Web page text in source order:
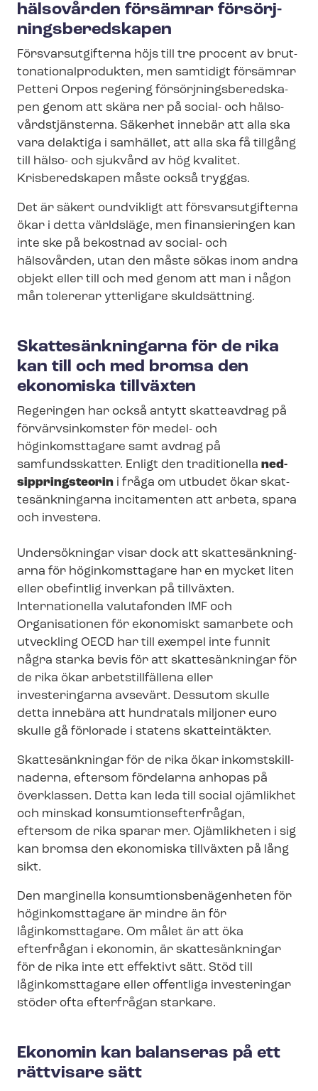
hälsovården försämrar för­sörj­
nings­be­red­ska­pen
För­svars­ut­gif­ter­na höjs till tre procent av brut­
to­na­tio­nal­pro­duk­ten, men samtidigt försämrar
Petteri Orpos regering för­sörj­nings­be­red­ska­
pen genom att skära ner på social- och häl­so­
vårds­tjäns­ter­na. Säkerhet innebär att alla ska
vara delaktiga i samhället, att alla ska få tillgång
till hälso- och sjukvård av hög kvalitet.
Krisberedskapen måste också tryggas.
Det är säkert oundvikligt att för­svars­ut­gif­ter­na
ökar i detta världsläge, men finansieringen kan
inte ske på bekostnad av social- och
hälsovården, utan den måste sökas inom andra
objekt eller till och med genom att man i någon
mån tolererar ytterligare skuldsättning.
Skat­te­sänk­ning­ar­na för de rika
kan till och med bromsa den
ekonomiska tillväxten
Regeringen har också antytt skatteavdrag på
förvärvsinkomster för medel- och
höginkomsttagare samt avdrag på
samfundsskatter. Enligt den traditionella ned­
sipp­ring­s­te­o­rin i fråga om utbudet ökar skat­
te­sänk­ning­ar­na incitamenten att arbeta, spara
och investera.
Undersökningar visar dock att skat­te­sänk­ning­
ar­na för höginkomsttagare har en mycket liten
eller obefintlig inverkan på tillväxten.
Internationella valutafonden IMF och
Organisationen för ekonomiskt samarbete och
utveckling OECD har till exempel inte funnit
några starka bevis för att skattesänkningar för
de rika ökar arbetstillfällena eller
investeringarna avsevärt. Dessutom skulle
detta innebära att hundratals miljoner euro
skulle gå förlorade i statens skatteintäkter.
Skattesänkningar för de rika ökar in­komst­skill­
na­der­na, eftersom fördelarna anhopas på
överklassen. Detta kan leda till social ojämlikhet
och minskad kon­sum­tions­ef­ter­frå­gan,
eftersom de rika sparar mer. Ojämlikheten i sig
kan bromsa den ekonomiska tillväxten på lång
sikt.
Den marginella kon­sum­tions­be­nä­gen­he­ten för
höginkomsttagare är mindre än för
låginkomsttagare. Om målet är att öka
efterfrågan i ekonomin, är skattesänkningar
för de rika inte ett effektivt sätt. Stöd till
låginkomsttagare eller offentliga investeringar
stöder ofta efterfrågan starkare.
Ekonomin kan balanseras på ett
rättvisare sätt